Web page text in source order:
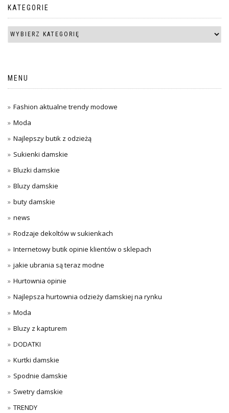
KATEGORIE
MENU
Fashion aktualne trendy modowe
Moda
Najlepszy butik z odzieżą
Sukienki damskie
Bluzki damskie
Bluzy damskie
buty damskie
news
Rodzaje dekoltów w sukienkach
Internetowy butik opinie klientów o sklepach
jakie ubrania są teraz modne
Hurtownia opinie
Najlepsza hurtownia odzieży damskiej na rynku
Moda
Bluzy z kapturem
DODATKI
Kurtki damskie
Spodnie damskie
Swetry damskie
TRENDY